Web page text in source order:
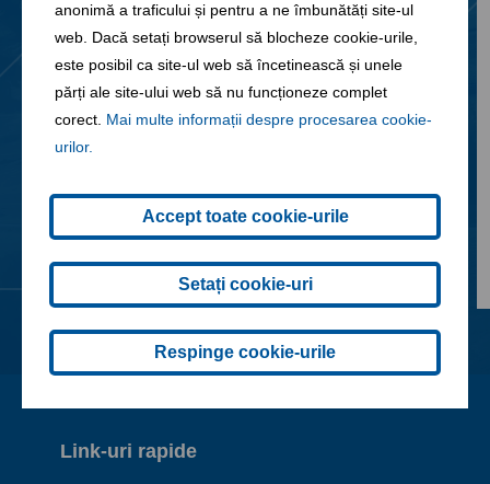
anonimă a traficului și pentru a ne îmbunătăți site-ul
web. Dacă setați browserul să blocheze cookie-urile,
este posibil ca site-ul web să încetinească și unele
părți ale site-ului web să nu funcționeze complet
corect. Mai multe informații despre procesarea cookie-
urilor.
Accept toate cookie-urile
Setați cookie-uri
Respinge cookie-urile
29. 06. 2026
Anunt de mediu
Link-uri rapide